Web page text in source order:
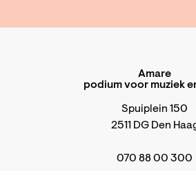
Amare
podium voor muziek
Spuiplein 150
2511 DG Den
070 88 00 300